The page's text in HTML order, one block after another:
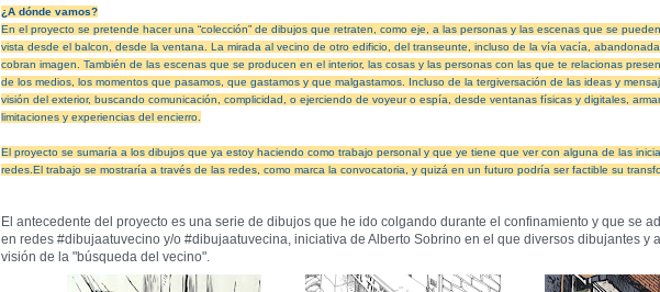
¿A dónde vamos?
En el proyecto se pretende hacer una “colección” de dibujos que retraten, como eje, a las personas y las escenas que se
vista desde el balcon, desde la ventana. La mirada al vecino de otro edificio, del transeunte, incluso de la vía vacía,
cobran imagen. También de las escenas que se producen en el interior, las cosas y las personas con las que te relacionas
de los medios, los momentos que pasamos, que gastamos y que malgastamos. Incluso de la tergiversación de las ideas y
visión del exterior, buscando comunicación, complicidad, o ejerciendo de voyeur o espía, desde ventanas físicas y digitales,
limitaciones y experiencias del encierro.
El proyecto se sumaría a los dibujos que ya estoy haciendo como trabajo personal y que ye tiene que ver con alguna de las
redes. El trabajo se mostraría a través de las redes, como marca la convocatoria, y quizá en un futuro podría ser factible su
El antecedente del proyecto es una serie de dibujos que he ido colgando durante el confinamiento y que se
en redes #dibujaatuvecino y/o #dibujaatuvecina, iniciativa de Alberto Sobrino en el que diversos dibujantes y
visión de la "búsqueda del vecino".